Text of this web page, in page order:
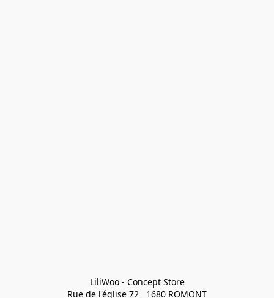
LiliWoo - Concept Store
Rue de l'église 72   1680 ROMONT